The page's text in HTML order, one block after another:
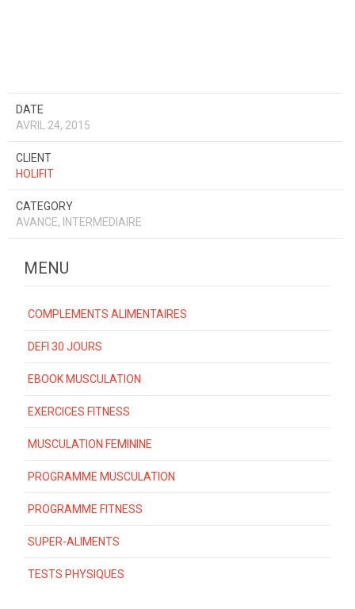
DATE
AVRIL 24, 2015
CLIENT
HOLIFIT
CATEGORY
AVANCE, INTERMEDIAIRE
MENU
COMPLEMENTS ALIMENTAIRES
DEFI 30 JOURS
EBOOK MUSCULATION
EXERCICES FITNESS
MUSCULATION FEMININE
PROGRAMME MUSCULATION
PROGRAMME FITNESS
SUPER-ALIMENTS
TESTS PHYSIQUES